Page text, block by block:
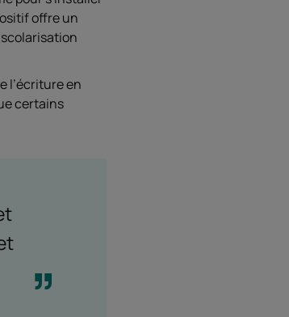
offre un
l’écriture en
certains